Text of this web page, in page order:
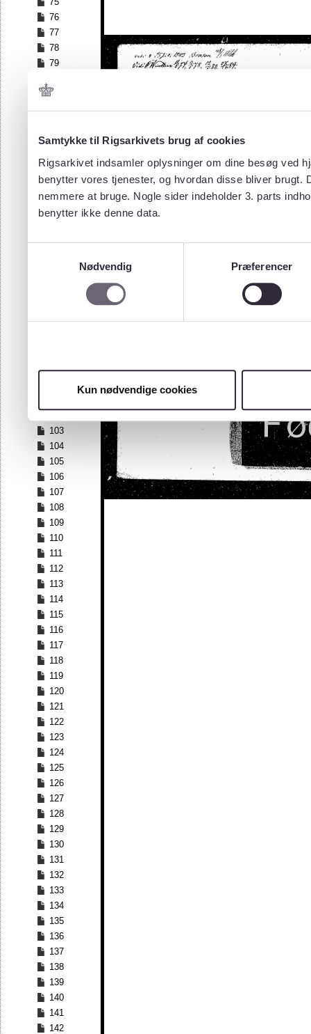
Samtykke til Rigsarkivets brug af cookies
Rigsarkivet indsamler oplysninger om dine besøg ved
benytter vores tjenester, og hvordan disse bliver
nemmere at bruge. Nogle sider indeholder 3. parts
benytter ikke denne data.
Nødvendig
Præferencer
Kun nødvendige cookies
76
77
78
79
81
82
84
86
87
88
89
96
99
103
104
105
106
107
108
109
110
111
112
113
114
115
116
117
118
119
120
121
122
123
124
125
126
127
128
129
130
131
132
133
134
135
136
137
138
139
140
141
142